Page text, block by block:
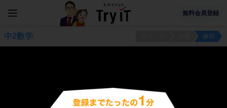
無料会員登録
中2数学 練習